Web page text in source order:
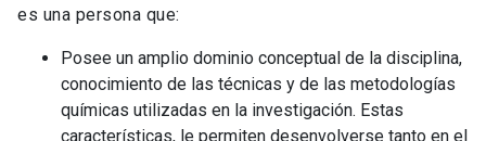
es una persona que:
Posee un amplio dominio conceptual de la disciplina,
conocimiento de las técnicas y de las metodologías
químicas utilizadas en la investigación. Estas
características, le permiten desenvolverse tanto en el